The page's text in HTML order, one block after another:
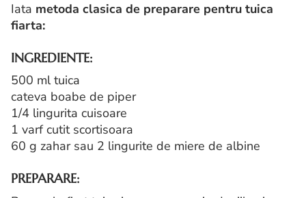
Iata metoda clasica de preparare pentru tuica
fiarta:
INGREDIENTE:
500 ml tuica
cateva boabe de piper
1/4 lingurita cuisoare
1 varf cutit scortisoara
60 g zahar sau 2 lingurite de miere de albine
PREPARARE: